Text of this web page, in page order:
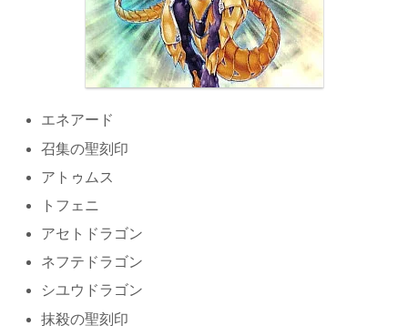
エネアード
召集の聖刻印
アトゥムス
トフェニ
アセトドラゴン
ネフテドラゴン
シユウドラゴン
抹殺の聖刻印